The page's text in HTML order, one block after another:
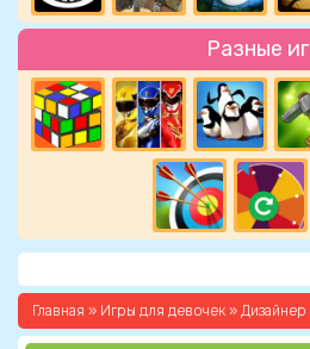
Разные
Главная » Игры для девочек » Дизайнер